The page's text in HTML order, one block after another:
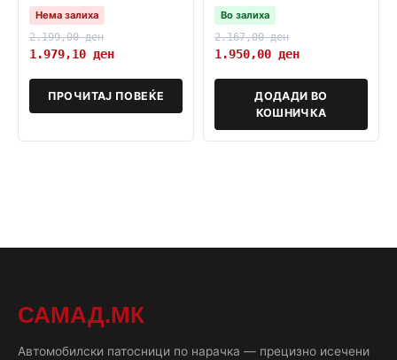
Нема залиха
2.199,00ден
1.979,10 ден
ПРОЧИТАЈ ПОВЕЌЕ
Во залиха
2.167,00ден
1.950,00 ден
ДОДАДИ ВО
КОШНИЧКА
САМАД.МК
Автомобилски патосници по нарачка — прецизно исечени